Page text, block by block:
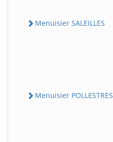
Menuisier SALEILLES
Menuisier POLLESTRES